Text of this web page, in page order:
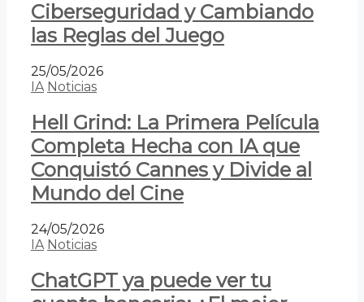
Ciberseguridad y Cambiando
las Reglas del Juego
25/05/2026
IA Noticias
Hell Grind: La Primera Película
Completa Hecha con IA que
Conquistó Cannes y Divide al
Mundo del Cine
24/05/2026
IA Noticias
ChatGPT ya puede ver tu